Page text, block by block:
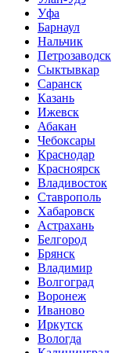
Уфа
Барнаул
Нальчик
Петрозаводск
Сыктывкар
Саранск
Казань
Ижевск
Абакан
Чебоксары
Краснодар
Красноярск
Владивосток
Ставрополь
Хабаровск
Астрахань
Белгород
Брянск
Владимир
Волгоград
Воронеж
Иваново
Иркутск
Вологда